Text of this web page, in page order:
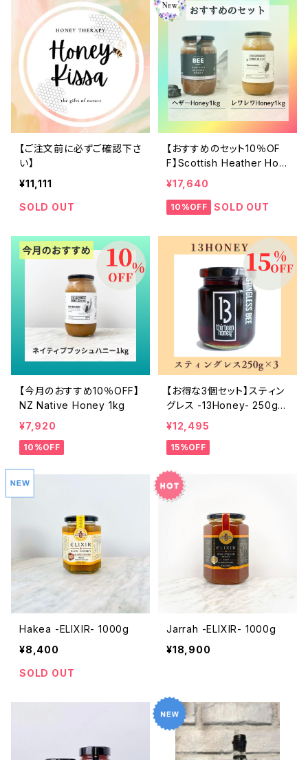
【ご注文前に必ずご確認下さ
い】
¥11,111
SOLD OUT
【おすすめのセット10％OF
F】Scottish Heather Hon
ey 1kg＆RewaRewa Hon
ey 1kg
¥17,640
10%OFF SOLD OUT
【今月のおすすめ10％OFF】
NZ Native Honey 1kg
¥7,920
10%OFF
【お得な3個セット】スティン
グレス -13Honey- 250g
※賞味期限2026年2月
¥12,495
15%OFF
Hakea -ELIXIR- 1000g
¥8,400
SOLD OUT
Jarrah -ELIXIR- 1000g
¥18,900